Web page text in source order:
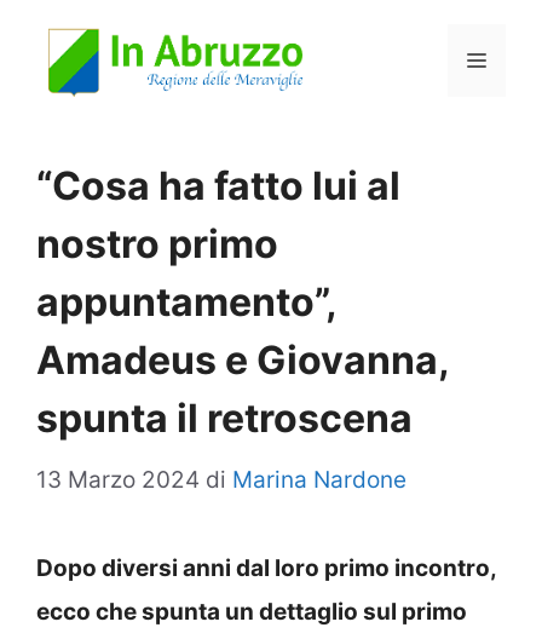
Menu
“Cosa ha fatto lui al
nostro primo
appuntamento”,
Amadeus e Giovanna,
spunta il retroscena
13 Marzo 2024 di Marina Nardone
Dopo diversi anni dal loro primo incontro,
ecco che spunta un dettaglio sul primo